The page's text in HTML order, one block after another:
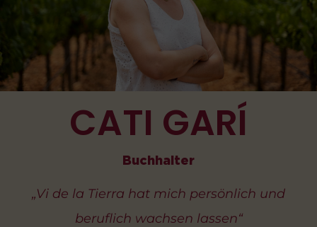
CATI GARÍ
Buchhalter
„Vi de la Tierra hat mich persönlich und
beruflich wachsen lassen“